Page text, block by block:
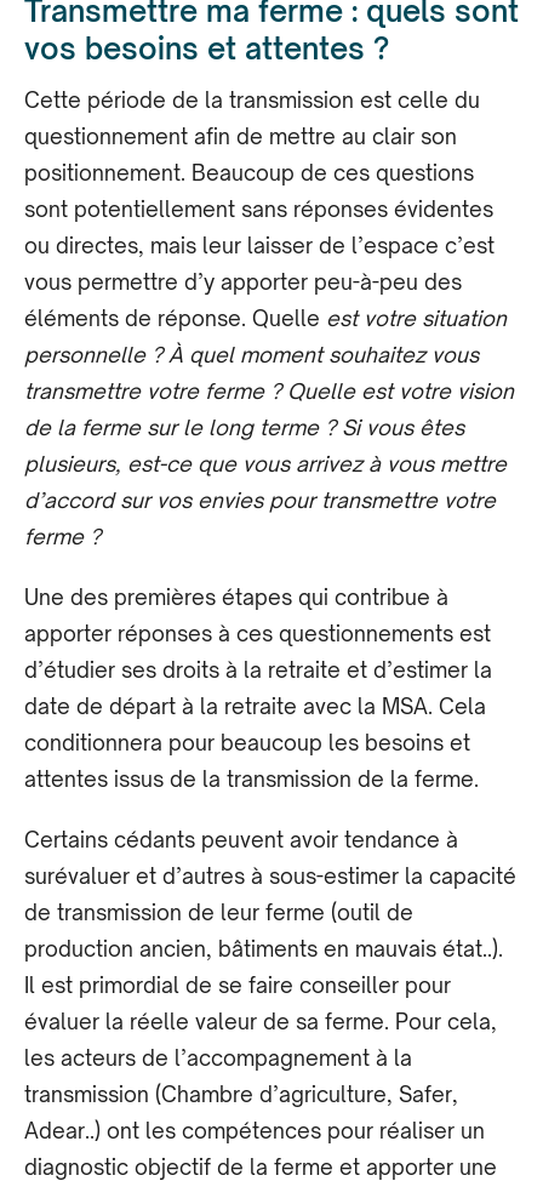
Transmettre ma ferme : quels sont
vos besoins et attentes ?
Cette période de la transmission est celle du
questionnement afin de mettre au clair son
positionnement. Beaucoup de ces questions
sont potentiellement sans réponses évidentes
ou directes, mais leur laisser de l’espace c’est
vous permettre d’y apporter peu-à-peu des
éléments de réponse. Quelle est votre situation
personnelle ? À quel moment souhaitez vous
transmettre votre ferme ? Quelle est votre vision
de la ferme sur le long terme ? Si vous êtes
plusieurs, est-ce que vous arrivez à vous mettre
d’accord sur vos envies pour transmettre votre
ferme ?
Une des premières étapes qui contribue à
apporter réponses à ces questionnements est
d’étudier ses droits à la retraite et d’estimer la
date de départ à la retraite avec la MSA. Cela
conditionnera pour beaucoup les besoins et
attentes issus de la transmission de la ferme.
Certains cédants peuvent avoir tendance à
surévaluer et d’autres à sous-estimer la capacité
de transmission de leur ferme (outil de
production ancien, bâtiments en mauvais état..).
Il est primordial de se faire conseiller pour
évaluer la réelle valeur de sa ferme. Pour cela,
les acteurs de l’accompagnement à la
transmission (Chambre d’agriculture, Safer,
Adear..) ont les compétences pour réaliser un
diagnostic objectif de la ferme et apporter une